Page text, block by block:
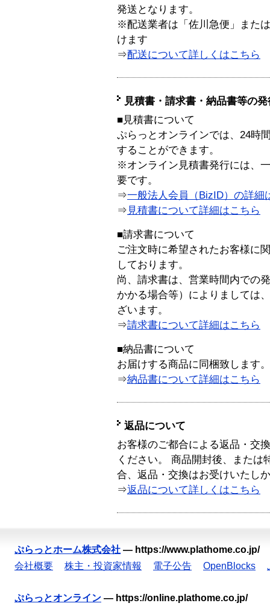
発送となります。
※配送業者は「佐川急便」また
けます
⇒配送について詳しくはこちら
見積書・請求書・納品書等の
■見積書について
ぷらっとオンラインでは、24時
することができます。
※オンライン見積書発行には、
要です。
⇒一般法人会員（BizID）の詳細
⇒ 見積書について詳細はこちら
■請求書について
ご注文時に希望されたお客様に
しております。
尚、請求書は、営業時間内での
かかる場合等）によりましては
ざいます。
⇒請求書について詳細はこちら
■納品書について
お届けする商品に同梱致します。
⇒納品書について詳細はこちら
返品について
お客様のご都合による返品・交
ください。 商品開封後、または
合、返品・交換はお受けいたし
⇒返品について詳しくはこちら
ぷらっとホーム株式会社 — https://www.plathome.co.jp/
会社概要
株主・投資家情報 電子公告 OpenBlocks
ぷらっとオンライン — https://online.plathome.co.jp/